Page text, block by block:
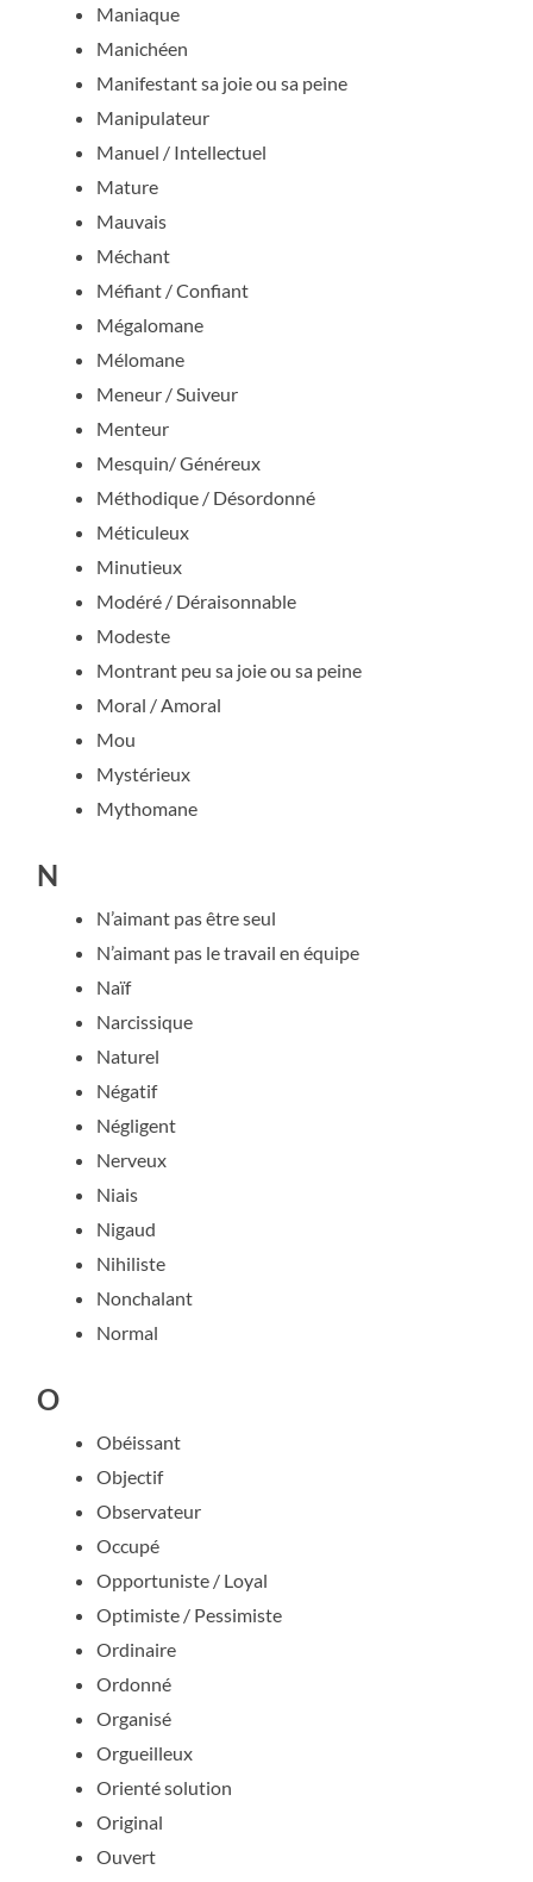
Maniaque
Manichéen
Manifestant sa joie ou sa peine
Manipulateur
Manuel / Intellectuel
Mature
Mauvais
Méchant
Méfiant / Confiant
Mégalomane
Mélomane
Meneur / Suiveur
Menteur
Mesquin/ Généreux
Méthodique / Désordonné
Méticuleux
Minutieux
Modéré / Déraisonnable
Modeste
Montrant peu sa joie ou sa peine
Moral / Amoral
Mou
Mystérieux
Mythomane
N
N’aimant pas être seul
N’aimant pas le travail en équipe
Naïf
Narcissique
Naturel
Négatif
Négligent
Nerveux
Niais
Nigaud
Nihiliste
Nonchalant
Normal
O
Obéissant
Objectif
Observateur
Occupé
Opportuniste / Loyal
Optimiste / Pessimiste
Ordinaire
Ordonné
Organisé
Orgueilleux
Orienté solution
Original
Ouvert